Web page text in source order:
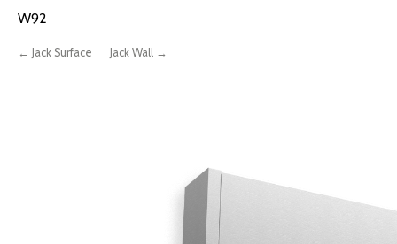
W92
← Jack Surface Jack Wall →